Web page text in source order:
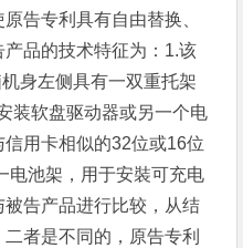
告专利具有自由替换、
品的技术特征为：1.该
身左侧具有一双重托架
装软盘驱动器或另一个电
用卡相似的32位或16位
电池架，用于安裝可充电
告产品进行比较，从结
者是不同的，原告专利